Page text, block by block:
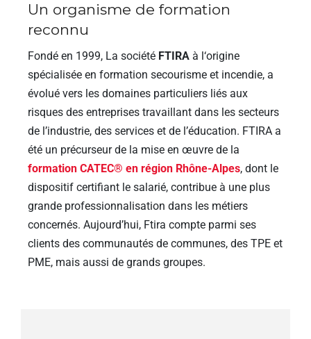
Un organisme de formation
reconnu
Fondé en 1999, La société FTIRA à l‘origine
spécialisée en formation secourisme et incendie, a
évolué vers les domaines particuliers liés aux
risques des entreprises travaillant dans les secteurs
de l’industrie, des services et de l’éducation. FTIRA a
été un précurseur de la mise en œuvre de la
formation CATEC® en région Rhône-Alpes, dont le
dispositif certifiant le salarié, contribue à une plus
grande professionnalisation dans les métiers
concernés. Aujourd’hui, Ftira compte parmi ses
clients des communautés de communes, des TPE et
PME, mais aussi de grands groupes.